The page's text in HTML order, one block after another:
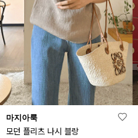
마지아룩
모던 플리츠 나시 블랑